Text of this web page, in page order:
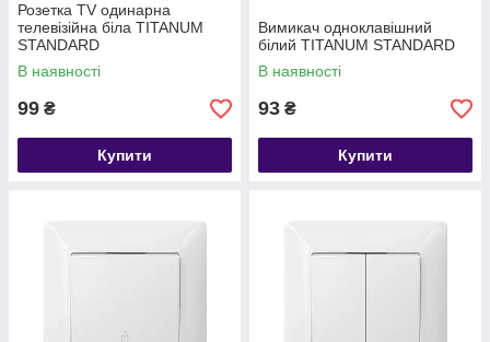
Розетка TV одинарна
телевізійна біла TITANUM
STANDARD
В наявності
99 ₴
Купити
Вимикач одноклавішний
білий TITANUM STANDARD
В наявності
93 ₴
Купити